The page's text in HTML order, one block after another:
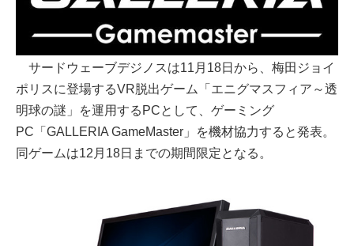
サードウェーブデジノスは11月18日から、梅田ジョイ
ポリスに登場するVR脱出ゲーム「エニグマスフィア～透
明球の謎」を運用するPCとして、ゲーミング
PC「GALLERIA GameMaster」を機材協力すると発表。
同ゲームは12月18日までの期間限定となる。